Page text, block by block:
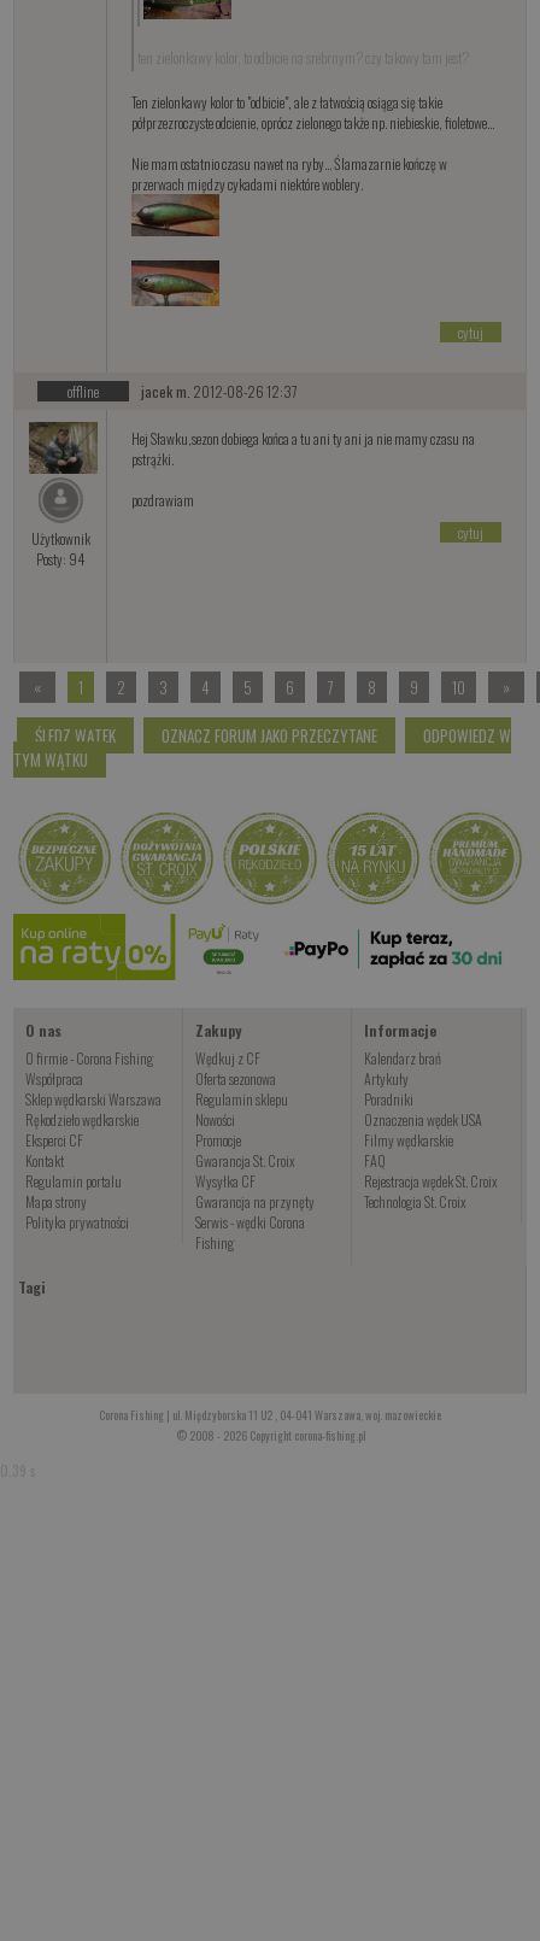
ten zielonkawy kolor, to odbicie na srebrnym? czy takowy tam jest?
Ten zielonkawy kolor to "odbicie", ale z łatwością osiąga się takie
półprzezroczyste odcienie, oprócz zielonego także np. niebieskie, fioletowe...
Nie mam ostatnio czasu nawet na ryby... Ślamazarnie kończę w
przerwach między cykadami niektóre woblery.
cytuj
offline jacek m. 2012-08-26 12:37
Użytkownik
Posty: 94
Hej Sławku,sezon dobiega końca a tu ani ty ani ja nie mamy czasu na
pstrążki.
pozdrawiam
cytuj
« 1 2 3 4 5 6 7 8 9 10
»
ŚLEDZ WĄTEK
OZNACZ FORUM JAKO PRZECZYTANE
ODPOWIEDZ W
TYM WĄTKU
O nas
O firmie - Corona Fishing
Współpraca
Sklep wędkarski Warszawa
Rękodzieło wędkarskie
Eksperci CF
Kontakt
Regulamin portalu
Mapa strony
Polityka prywatności
Zakupy
Wędkuj z CF
Oferta sezonowa
Regulamin sklepu
Nowości
Promocje
Gwarancja St. Croix
Wysyłka CF
Gwarancja na przynęty
Serwis - wędki Corona
Fishing
Informacje
Kalendarz brań
Artykuły
Poradniki
Oznaczenia wędek USA
Filmy wędkarskie
FAQ
Rejestracja wędek St. Croix
Technologia St. Croix
Tagi
Corona Fishing | ul. Międzyborska 11 U2 , 04-041 Warszawa, woj. mazowieckie
© 2008 - 2026 Copyright corona-fishing.pl